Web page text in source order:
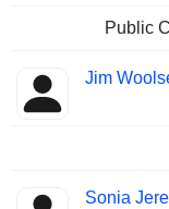
Public
Jim
Sonia